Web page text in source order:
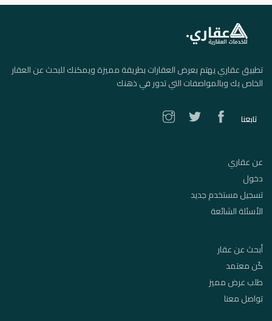
تطبيق عقاري يهتم بعرض العقارات بطريقة مميزة ويمكنك للبحث عن العقار
الخاص بك وبالمواصفات التي تدور في ذهنك
تابعنا
عن عقاري
دخول
تسجيل مستخدم جديد
الأسئلة الشائعة
أبحث عن عقار
كُن معتمد
طلب عرض مميز
تواصل معنا